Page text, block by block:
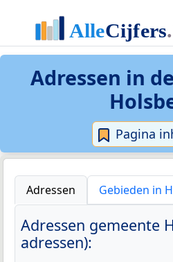
Adressen in de
Pagina
Adressen Gebieden in
Adressen gemeente
adressen):